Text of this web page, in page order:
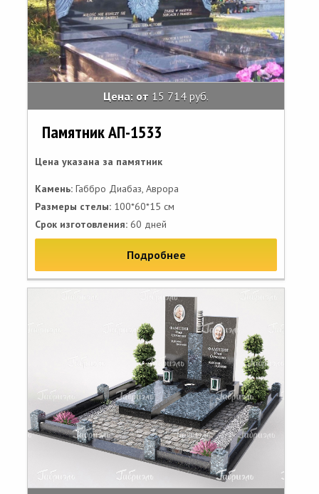
Цена: от 15 714 руб.
Памятник АП-1533
Цена указана за памятник
Камень: Габбро Диабаз, Аврора
Размеры стелы: 100*60*15 см
Срок изготовления: 60 дней
Подробнее